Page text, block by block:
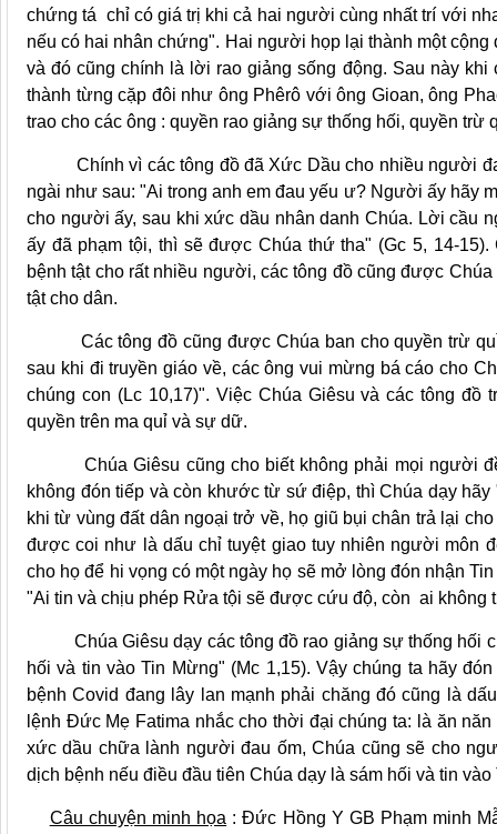
chứng tá chỉ có giá trị khi cả hai người cùng nhất trí với
nếu có hai nhân chứng". Hai người họp lại thành một
và đó cũng chính là lời rao giảng sống động. Sau này
thành từng cặp đôi như ông Phêrô với ông Gioan, ông
trao cho các ông : quyền rao giảng sự thống hối, quyền
Chính vì các tông đồ đã Xức Dầu cho nhiều người
ngài như sau: "Ai trong anh em đau yếu ư? Người ấy hãy
cho người ấy, sau khi xức dầu nhân danh Chúa. Lời cầu
ấy đã phạm tội, thì sẽ được Chúa thứ tha" (Gc 5, 14-
bệnh tật cho rất nhiều người, các tông đồ cũng được
tật cho dân.
Các tông đồ cũng được Chúa ban cho quyền trừ quỉ
sau khi đi truyền giáo về, các ông vui mừng bá cáo cho
chúng con (Lc 10,17)". Việc Chúa Giêsu và các tông
quyền trên ma quỉ và sự dữ.
Chúa Giêsu cũng cho biết không phải mọi người
không đón tiếp và còn khước từ sứ điệp, thì Chúa dạy
khi từ vùng đất dân ngoại trở về, họ giũ bụi chân trả lại
được coi như là dấu chỉ tuyệt giao tuy nhiên người môn
cho họ để hi vọng có một ngày họ sẽ mở lòng đón nhận
"Ai tin và chịu phép Rửa tội sẽ được cứu độ, còn ai không
Chúa Giêsu dạy các tông đồ rao giảng sự thống hối
hối và tin vào Tin Mừng" (Mc 1,15). Vậy chúng ta hãy
bệnh Covid đang lây lan mạnh phải chăng đó cũng là
lệnh Đức Mẹ Fatima nhắc cho thời đại chúng ta: là ăn
xức dầu chữa lành người đau ốm, Chúa cũng sẽ cho
dịch bệnh nếu điều đầu tiên Chúa dạy là sám hối và tin
Câu chuyện minh họa : Đức Hồng Y GB Phạm minh